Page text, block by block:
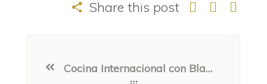
Share this post
Cocina Internacional con Blanco del Nilo: 5 Recetas Fáciles (Curry de Pescado, Fish & Chips, y más)